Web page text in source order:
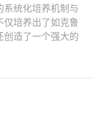
系统化培养机制与
仅培养出了如克鲁
创造了一个强大的